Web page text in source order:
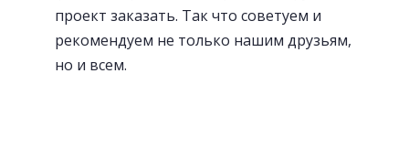
проект заказать. Так что советуем и
рекомендуем не только нашим друзьям,
но и всем.